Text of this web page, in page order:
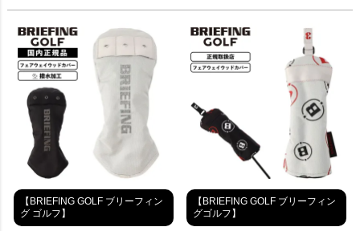
【BRIEFING GOLF ブリーフィン
グ ゴルフ】
【BRIEFING GOLF ブリーフィン
グゴルフ】